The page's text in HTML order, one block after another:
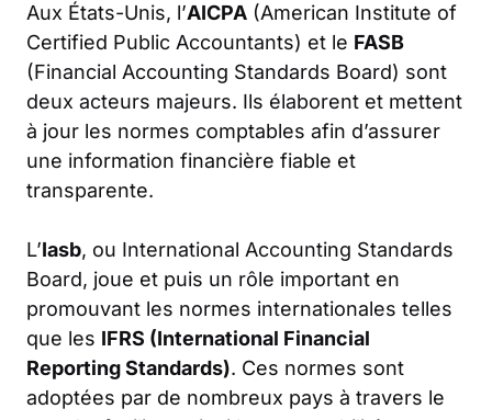
Aux États-Unis, l’AICPA (American Institute of
Certified Public Accountants) et le FASB
(Financial Accounting Standards Board) sont
deux acteurs majeurs. Ils élaborent et mettent
à jour les normes comptables afin d’assurer
une information financière fiable et
transparente.
L’Iasb, ou International Accounting Standards
Board, joue et puis un rôle important en
promouvant les normes internationales telles
que les IFRS (International Financial
Reporting Standards). Ces normes sont
adoptées par de nombreux pays à travers le